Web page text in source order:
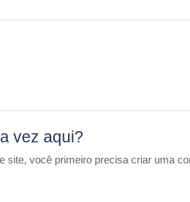
vez aqui?
site, você primeiro precisa criar uma